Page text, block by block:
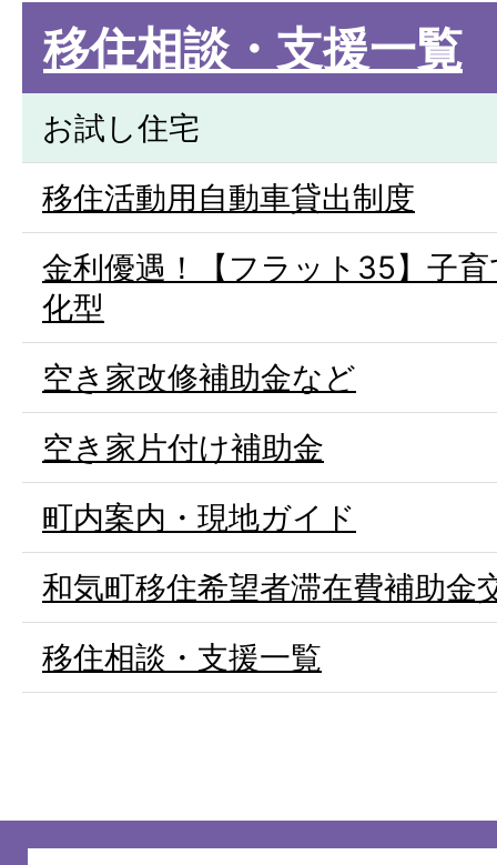
移住相談・支援一覧
お試し住宅
移住活動用自動車貸出制度
金利優遇！【フラット35】子
化型
空き家改修補助金など
空き家片付け補助金
町内案内・現地ガイド
和気町移住希望者滞在費補助金
移住相談・支援一覧